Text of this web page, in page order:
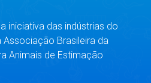
iniciativa das indústrias do
Brasileira da
Animais de Estimação